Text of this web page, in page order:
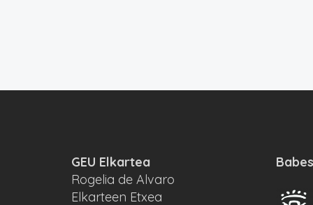
GEU Elkartea
Rogelia de Alvaro
Elkarteen Etxea